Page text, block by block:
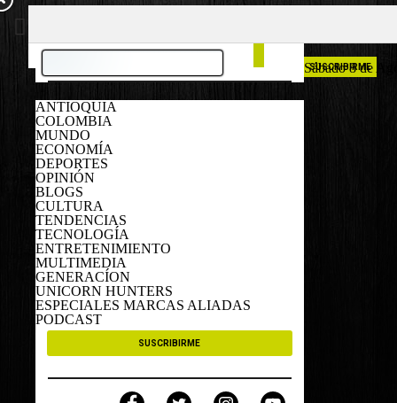
ANTIOQUIA
COLOMBIA
MUNDO
ECONOMÍA
DEPORTES
OPINIÓN
BLOGS
CULTURA
TENDENCIAS
TECNOLOGÍA
ENTRETENIMIENTO
MULTIMEDIA
GENERACÍON
UNICORN HUNTERS
ESPECIALES MARCAS ALIADAS
PODCAST
SUSCRIBIRME
Sábado 8 de
SUSCRIBIRME